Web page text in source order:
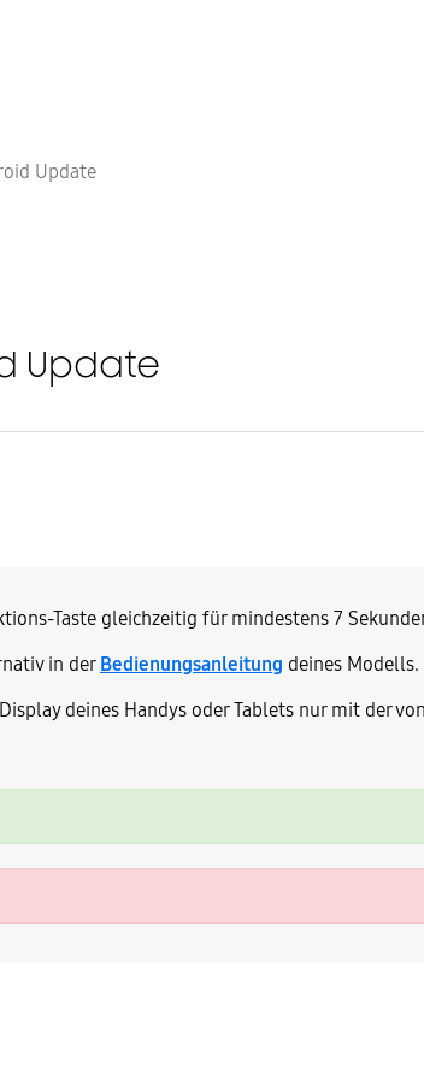
Update
Update
Taste gleichzeitig für mindestens 7
in der Bedienungsanleitung deines Modells.
deines Handys oder Tablets nur mit der